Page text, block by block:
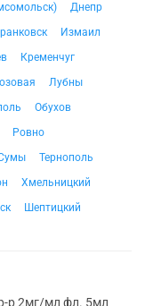
Днепр
Измаил
Кременчуг
Лубны
Обухов
Ровно
Тернополь
Хмельницкий
Шептицкий
р 2мг/мл фл. 5мл